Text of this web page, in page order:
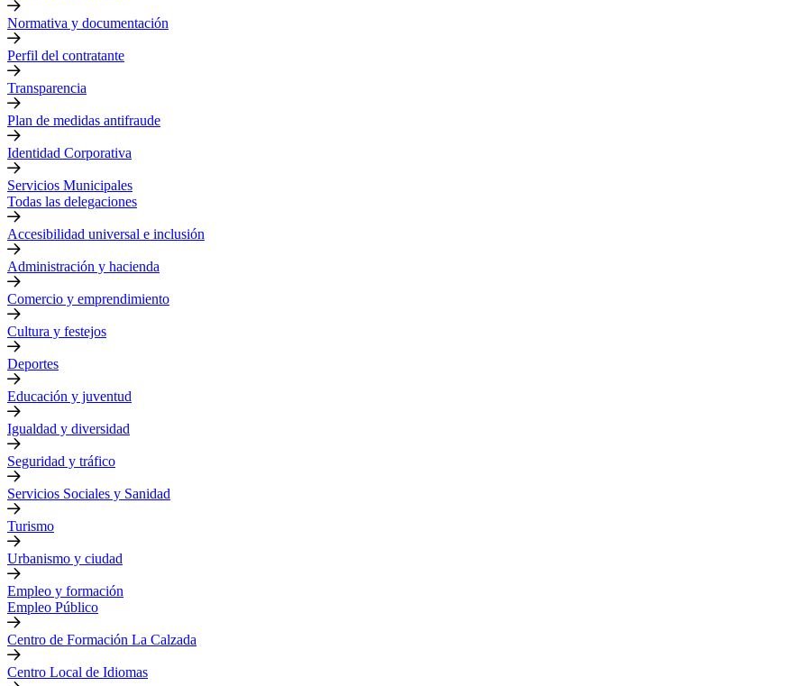
Normativa y documentación
Perfil del contratante
Transparencia
Plan de medidas antifraude
Identidad Corporativa
Servicios Municipales
Todas las delegaciones
Accesibilidad universal e inclusión
Administración y hacienda
Comercio y emprendimiento
Cultura y festejos
Deportes
Educación y juventud
Igualdad y diversidad
Seguridad y tráfico
Servicios Sociales y Sanidad
Turismo
Urbanismo y ciudad
Empleo y formación
Empleo Público
Centro de Formación La Calzada
Centro Local de Idiomas